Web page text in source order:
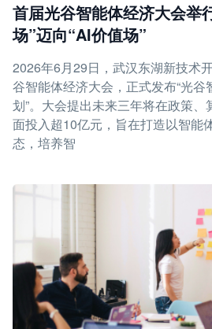
首届光谷智能体经济大会举
场”迈向“AI价值场”
2026年6月29日，武汉东湖新技术
谷智能体经济大会，正式发布“光谷
划”。大会提出未来三年将在政策、
面投入超10亿元，旨在打造以智能
态，培养智